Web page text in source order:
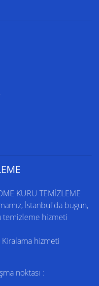
KURU TEMİZLEME
İstanbul'da bugün,
temizleme hizmeti
hizmeti
noktası :